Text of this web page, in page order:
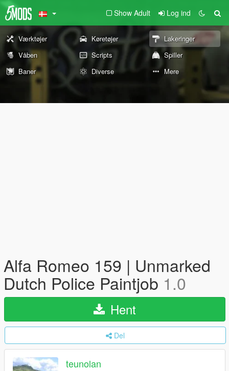
Show Adult Log ind
Værktøjer Køretøjer
Lakeringer
Våben
Scripts
Spiller
Baner
Diverse Mere
Alfa Romeo 159 | Unmarked
Dutch Police Paintjob 1.0
Hent
Del
teunolan